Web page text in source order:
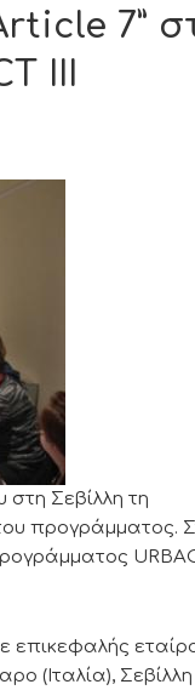
7”
III
στη Σεβίλλη τη
προγράμματος.
επικεφαλής
(Ιταλία), Σεβίλλη